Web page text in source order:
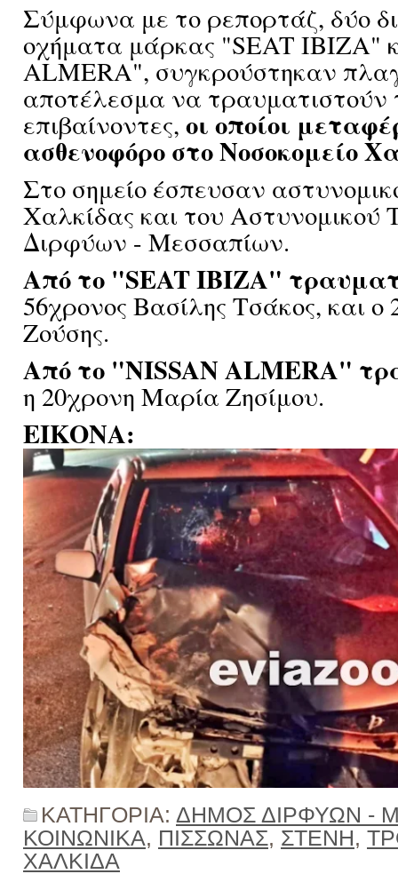
Σύμφωνα με το ρεπορτάζ, δύο
οχήματα μάρκας "SEAT IBIZA"
ALMERA", συγκρούστηκαν
αποτέλεσμα να τραυματιστούν
επιβαίνοντες, οι οποίοι
ασθενοφόρο στο Νοσοκομείο
Στο σημείο έσπευσαν
Χαλκίδας και του Αστυνομικού
Διρφύων - Μεσσαπίων.
Από το "SEAT IBIZA"
56χρονος Βασίλης Τσάκος, και ο
Ζούσης.
Από το "NISSAN ALMERA"
η 20χρονη Μαρία Ζησίμου.
ΕΙΚΟΝΑ:
ΚΑΤΗΓΟΡΙΑ: ΔΗΜΟΣ ΔΙΡΦΥΩΝ -
ΚΟΙΝΩΝΙΚΑ, ΠΙΣΣΩΝΑΣ, ΣΤΕΝΗ,
ΧΑΛΚΙΔΑ